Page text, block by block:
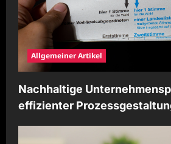
Allgemeiner Artikel
Nachhaltige
effizienter